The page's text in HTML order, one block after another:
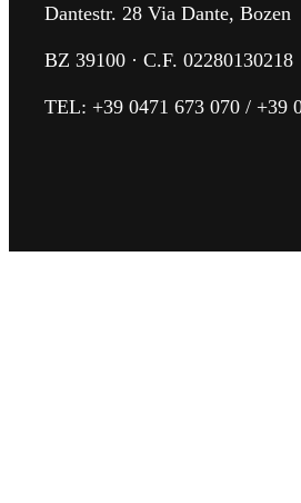
Dantestr. 28 Via Dante, Bozen
BZ 39100 · C.F. 02280130218
TEL: +39 0471 673 070 / +39